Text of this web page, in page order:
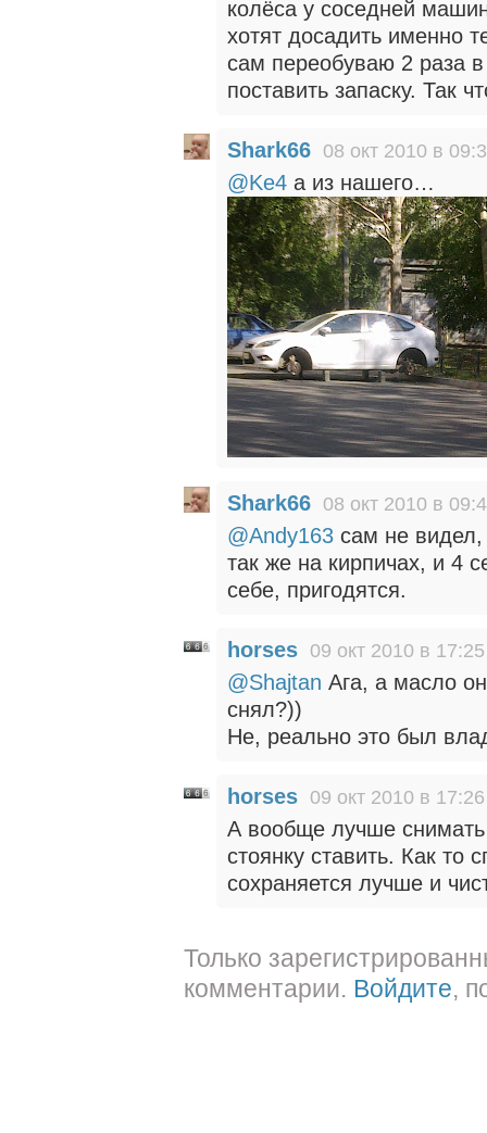
колёса у соседней
хотят досадить именно
сам переобуваю 2 раза
поставить запаску. Так
Shark66 08 окт 2010 в
@Ke4 а из нашего…
Shark66 08 окт 2010 в
@Andy163 сам не видел,
так же на кирпичах, и 4
себе, пригодятся.
horses 09 окт 2010 в 17:25
@Shajtan Ага, а масло
снял?))
Не, реально это был
horses 09 окт 2010 в 17:26
А вообще лучше
стоянку ставить. Как то
сохраняется лучше и
Только
комментарии. Войдите,